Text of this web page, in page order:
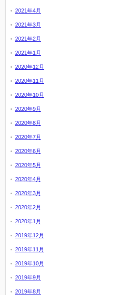
2021年4月
2021年3月
2021年2月
2021年1月
2020年12月
2020年11月
2020年10月
2020年9月
2020年8月
2020年7月
2020年6月
2020年5月
2020年4月
2020年3月
2020年2月
2020年1月
2019年12月
2019年11月
2019年10月
2019年9月
2019年8月